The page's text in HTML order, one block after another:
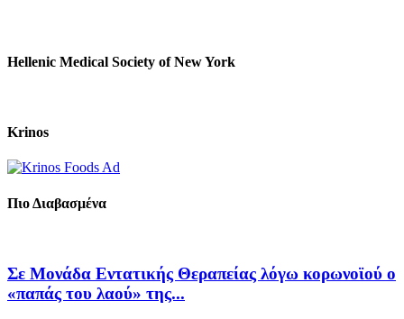
Hellenic Medical Society of New York
Krinos
Πιο Διαβασμένα
Σε Μονάδα Εντατικής Θεραπείας λόγω κορωνοϊού ο
«παπάς του λαού» της...